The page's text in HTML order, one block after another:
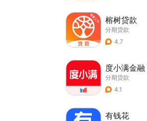
榕树贷款
分期贷款
4.7
度小满金融
分期贷款
4.1
有钱花